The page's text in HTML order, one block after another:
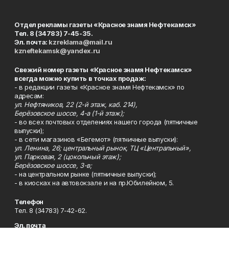
Отдел рекламы газеты «Красное знамя Нефтекамск»
Тел. 8 (34783) 7-45-35.
Эл. почта: kzreklama@mail.ru
kzneftekamsk@yandex.ru
Свежий номер газеты «Красное знамя Нефтекамск»
всегда можно купить в точках продаж:
- в редакции газеты «Красное знамя Нефтекамск» по
адресам:
ул. Нефтяников, 22 (2-й этаж, каб. 214),
Берёзовское шоссе, 4-а (1-й этаж);
- во всех почтовых отделениях нашего города (пятничные
выпуски);
- в сети магазинов «Бегемот» (пятничные выпуски):
ул. Ленина, 26; центральный рынок, ТЦ «Центральный»,
ул. Парковая, 2 (цокольный этаж);
Берёзовское шоссе, 3-в;
- на центральном рынке (пятничные выпуски);
- в киосках на автовокзале и на пр.Юбилейном, 5.
Телефон
Тел. 8 (34783) 7-42-62.
Эл. почта